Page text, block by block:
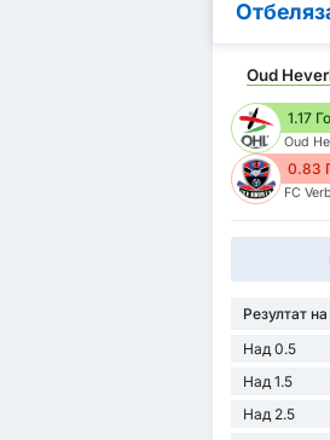
Oud
1.17
Oud
0.83
FC
Резултат на
Над 0.5
Над 1.5
Над 2.5